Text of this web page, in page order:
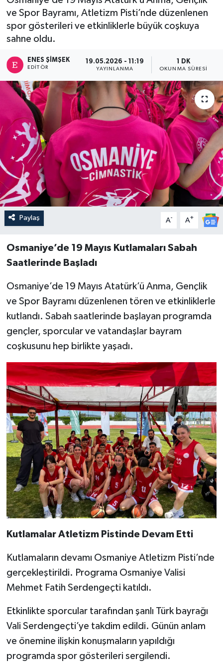
ve Spor Bayramı, Atletizm Pisti’nde düzenlenen
spor gösterileri ve etkinliklerle büyük coşkuya
sahne oldu.
ENES ŞIMŞEK
EDITÖR
19.05.2026 - 11:19
YAYINLANMA
1 DK
OKUNMA SÜRESI
Paylaş A- A+
Osmaniye’de 19 Mayıs Kutlamaları Sabah
Saatlerinde Başladı
Osmaniye’de 19 Mayıs Atatürk’ü Anma, Gençlik
ve Spor Bayramı düzenlenen tören ve etkinliklerle
kutlandı. Sabah saatlerinde başlayan programda
gençler, sporcular ve vatandaşlar bayram
coşkusunu hep birlikte yaşadı.
Kutlamalar Atletizm Pistinde Devam Etti
Kutlamaların devamı Osmaniye Atletizm Pisti’nde
gerçekleştirildi. Programa Osmaniye Valisi
Mehmet Fatih Serdengeçti katıldı.
Etkinlikte sporcular tarafından şanlı Türk bayrağı
Vali Serdengeçti’ye takdim edildi. Günün anlam
ve önemine ilişkin konuşmaların yapıldığı
programda spor gösterileri sergilendi.